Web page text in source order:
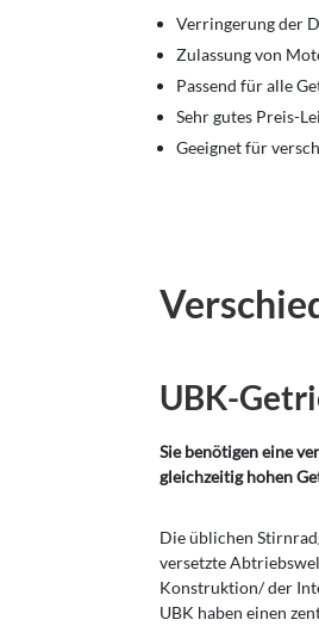
Verringerung der
Zulassung von
Passend für alle
Sehr gutes Preis-
Geeignet für
UBK-
Sie benötigen eine
gleichzeitig hohen
Die üblichen
versetzte
Konstruktion/ der
UBK haben einen